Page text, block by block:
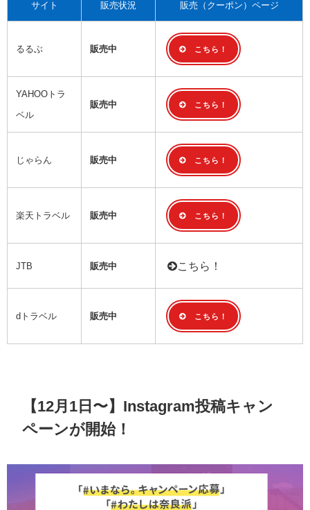
サイト 販売状況 販売（クーポン）ページ
るるぶ 販売中 こちら！
YAHOOトラ
ベル
販売中 こちら！
じゃらん 販売中 こちら！
楽天トラベル 販売中 こちら！
JTB 販売中 こちら！
dトラベル 販売中 こちら！
【12月1日〜】Instagram投稿キャン
ペーンが開始！